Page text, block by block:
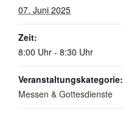
07. Juni 2025
Zeit:
8:00 Uhr - 8:30 Uhr
Veranstaltungskategorie:
Messen & Gottesdienste